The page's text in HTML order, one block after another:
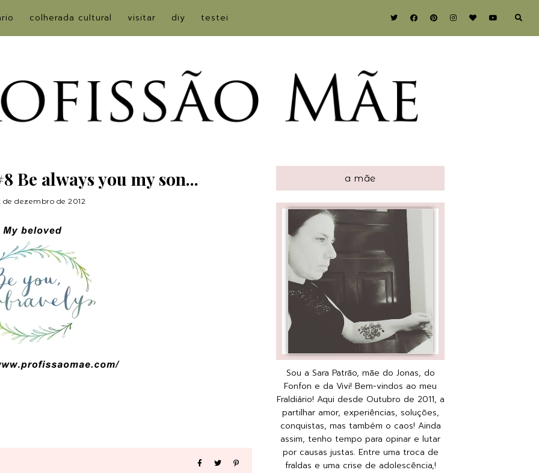
colherada cultural visitar diy testei
Be always you my son...
de dezembro de 2012
a mãe
Sou a Sara Patrão, mãe do Jonas, do
Fonfon e da Vivi! Bem-vindos ao meu
Fraldiário! Aqui desde Outubro de 2011, a
partilhar amor, experiências, soluções,
conquistas, mas também o caos! Ainda
assim, tenho tempo para opinar e lutar
por causas justas. Entre uma troca de
fraldas e uma crise de adolescência,!